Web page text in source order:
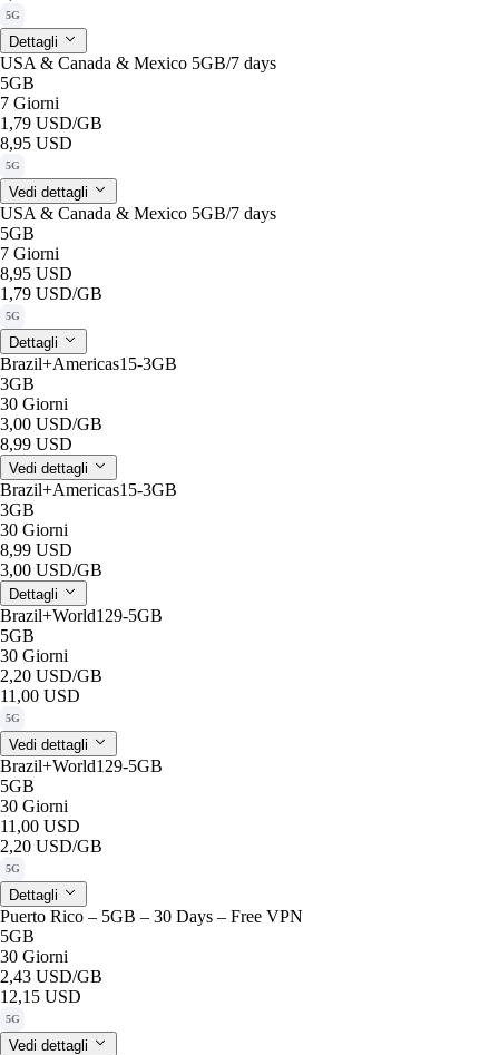
5G
Dettagli
USA & Canada & Mexico 5GB/7 days
5GB
7 Giorni
1,79 USD/GB
8,95 USD
5G
Vedi dettagli
USA & Canada & Mexico 5GB/7 days
5GB
7 Giorni
8,95 USD
1,79 USD/GB
5G
Dettagli
Brazil+Americas15-3GB
3GB
30 Giorni
3,00 USD/GB
8,99 USD
Vedi dettagli
Brazil+Americas15-3GB
3GB
30 Giorni
8,99 USD
3,00 USD/GB
Dettagli
Brazil+World129-5GB
5GB
30 Giorni
2,20 USD/GB
11,00 USD
5G
Vedi dettagli
Brazil+World129-5GB
5GB
30 Giorni
11,00 USD
2,20 USD/GB
5G
Dettagli
Puerto Rico – 5GB – 30 Days – Free VPN
5GB
30 Giorni
2,43 USD/GB
12,15 USD
5G
Vedi dettagli